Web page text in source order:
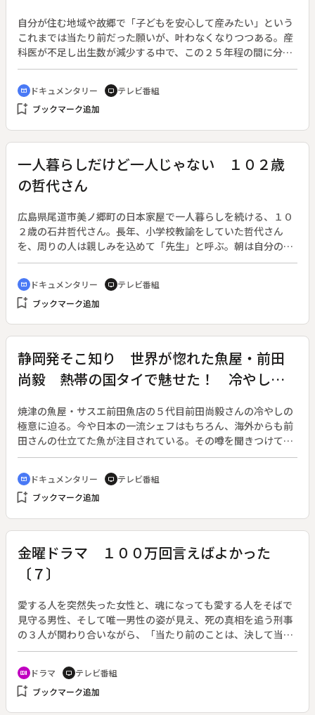
自分が住む地域や故郷で「子どもを安心して産みたい」という
これまでは当たり前だった願いが、叶わなくなりつつある。産
科医が不足し出生数が減少する中で、この２５年程の間に分娩
を取り扱う医療機関は全国で半減。分娩施設がない地域に住む
妊婦たちは、定期健診での通院やお産のため、長距離の移動を
強いられている。奥能登２市２町（輪島市・珠洲市・穴水町・
能登町）には数年前まで常勤の産科医が３人いたが、産科医の
けとなった。その病院で２０２１年６月、産科医が重篤な合併
症を見逃し「早産」と判断した妊婦の容態が急変。新生児は重
症仮死の状態で産まれ、翌朝搬送先の病院で死亡した。医療ミ
スが原因とされるこの事故をきっかけに、県は周産期医療の体
奥能登のお産を、医療機関や地域連携等を通じて見つめ、転換
期を迎えた石川の周産期医療の今を考える。
cinematic_blur ドキュメンタリー tv テレビ番組
bookmark_add ブックマーク追加
一人暮らしだけど一人じゃない １０２歳
の哲代さん
広島県尾道市美ノ郷町の日本家屋で一人暮らしを続ける、１０
２歳の石井哲代さん。長年、小学校教諭をしていた哲代さん
を、周りの人は親しみを込めて「先生」と呼ぶ。朝は自分の畑
で採れた野菜入りの味噌汁を飲み、昼間はシニアカーで大正琴
の集いに参加していると聞くと、元気いっぱいの田舎暮らしの
ようだが、寄る年波には勝てない。毎日の夕食も週に何度かの
買い物も、近くに住む姪たちが車で付き添ってくれるからこそ
参りも一人では難しくなり、浴槽の深い自宅の風呂には入浴で
きなくなった。それでも哲代さんは鼻歌まじりに暮らしてい
る。お世話になっていることに感謝する一方で、「情けない」
とこぼしつつも、幼い頃からの思い出を胸に堂々と老いてい
さんの姿を追った。
cinematic_blur ドキュメンタリー tv テレビ番組
bookmark_add ブックマーク追加
静岡発そこ知り 世界が惚れた魚屋・前田
尚毅 熱帯の国タイで魅せた！ 冷やしの
焼津の魚屋・サスエ前田魚店の５代目前田尚毅さんの冷やしの
極意に迫る。今や日本の一流シェフはもちろん、海外からも前
田さんの仕立てた魚が注目されている。その噂を聞きつけて、
２０１９年、タイのシェフや料理関係者が焼津に来て魚に関す
る基礎を学んだ。あれから３年、タイの食品関係会社から前田
さんが仕立てた魚をレストランで使いたいと熱望され、魚を送
ることが決まった。そこで２０２２年１２月、前田さんはタイ
イで一番伝えたかった事、それは「魚の冷やし方」。熱帯の
国・タイで魚をもっとおいしく食べてほしいと、誰でも簡単に
すぐできる冷やし方を伝授した。さらに、タイに送った金目鯛
は思わず驚くような日数が経過していた。こだわりの究極の
るのか。焼津の魚屋の初挑戦に独占密着した。
cinematic_blur ドキュメンタリー tv テレビ番組
bookmark_add ブックマーク追加
金曜ドラマ １００万回言えばよかった
〔７〕
愛する人を突然失った女性と、魂になっても愛する人をそばで
見守る男性、そして唯一男性の姿が見え、死の真相を追う刑事
の３人が関わり合いながら、「当たり前のことは、決して当た
り前ではない」「その当たり前がどんなに愛おしくかけがえの
ないものか」を改めて訴えかける。脚本：安達奈緒子（２０２
３年１月１３日～３月１７日放送、全１０回）◆第７回。莉桜
（香里奈）を車に乗せた人物が直木（佐藤健）を殺した犯人な
recent_actors ドラマ tv テレビ番組
bookmark_add ブックマーク追加